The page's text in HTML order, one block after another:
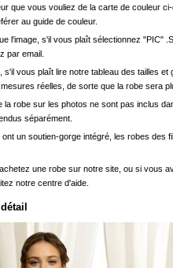
que vous vouliez de la carte de couleur
au guide de couleur.
l'image, s'il vous plaît sélectionnez "PIC"
par email.
s'il vous plaît lire notre tableau des tailles
réelles, de sorte que la robe sera
robe sur les photos ne sont pas inclus
séparément.
un soutien-gorge intégré, les robes
une robe sur notre site, ou si vous
notre centre d'aide.